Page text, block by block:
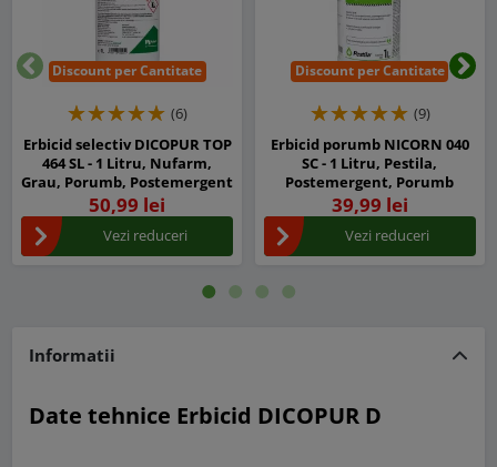
Discount per Cantitate
(6)
Erbicid selectiv DICOPUR TOP
464 SL - 1 Litru, Nufarm,
Grau, Porumb, Postemergent
50,99 lei
Vezi reduceri
Discount per Cantitate
(9)
Erbicid porumb NICORN 040
SC - 1 Litru, Pestila,
Postemergent, Porumb
39,99 lei
Vezi reduceri
Informatii
Date tehnice Erbicid DICOPUR D